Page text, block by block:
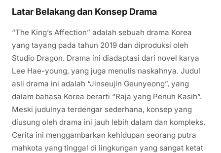
Latar Belakang dan Konsep Drama
“The King’s Affection” adalah sebuah drama Korea
yang tayang pada tahun 2019 dan diproduksi oleh
Studio Dragon. Drama ini diadaptasi dari novel karya
Lee Hae-young, yang juga menulis naskahnya. Judul
asli drama ini adalah “Jinseujin Geunyeong”, yang
dalam bahasa Korea berarti “Raja yang Penuh Kasih”.
Meski judulnya terdengar sederhana, konsep yang
diusung oleh drama ini jauh lebih dalam dan kompleks.
Cerita ini menggambarkan kehidupan seorang putra
mahkota yang tinggal di lingkungan yang sangat ketat